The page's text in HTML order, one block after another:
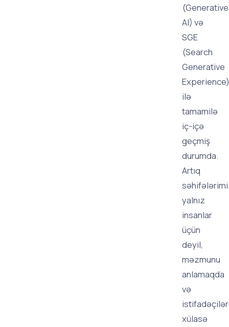
(Generative
AI) və
SGE
(Search
Generative
Experience)
ilə
tamamilə
iç-içə
geçmiş
durumda.
Artıq
yalnız
insanlar
üçün
deyil,
məzmunu
anlamaqda
və
xülasə